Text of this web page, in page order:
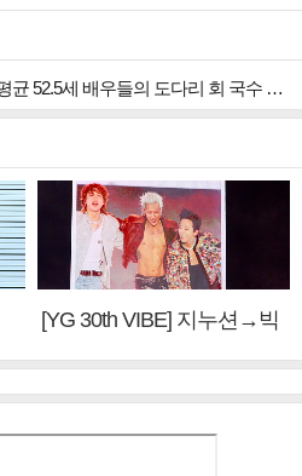
'먹찌빠', 김수로ㆍ강성진 나이 평균 52.5세 배우들의 도다리 회 국수 먹방
[YG 30th VIBE] 지누션→빅